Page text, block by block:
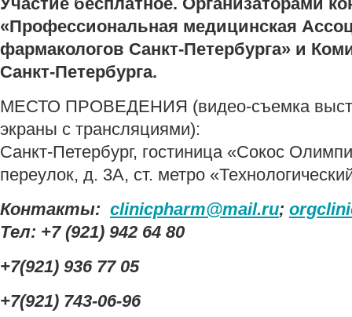
«Профессиональная медицинская
фармакологов Санкт-Петербурга» и
Санкт-Петербурга.
МЕСТО ПРОВЕДЕНИЯ (видео-съемка
экраны с трансляциями):
Санкт-Петербург, гостиница «Сокос
переулок, д. 3A, ст. метро
Контакты: clinicpharm@mail.ru;
Tел: +7 (921) 942 64 80
+7(921) 936 77 05
+7(921) 743-06-96